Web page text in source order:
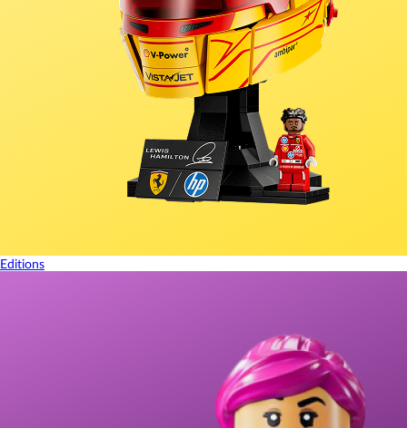
Editions